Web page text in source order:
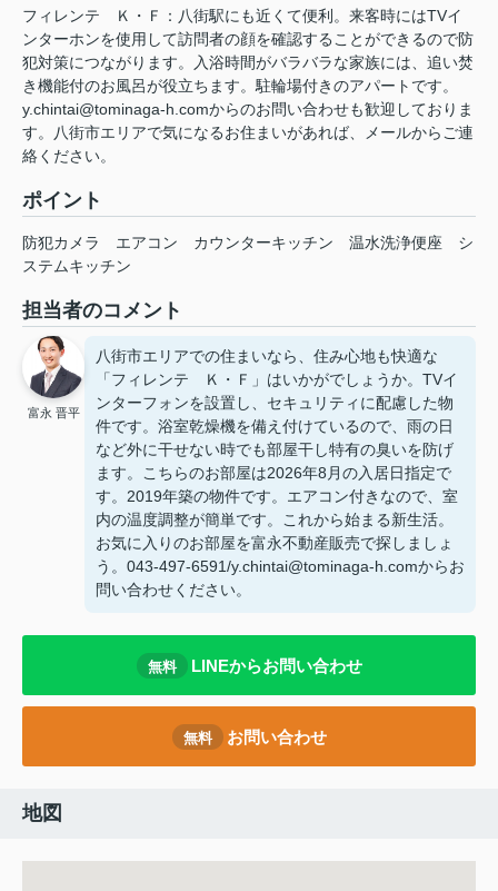
フィレンテ Ｋ・Ｆ：八街駅にも近くて便利。来客時にはTVイ
ンターホンを使用して訪問者の顔を確認することができるので防
犯対策につながります。入浴時間がバラバラな家族には、追い焚
き機能付のお風呂が役立ちます。駐輪場付きのアパートです。
y.chintai@tominaga-h.comからのお問い合わせも歓迎しておりま
す。八街市エリアで気になるお住まいがあれば、メールからご連
絡ください。
ポイント
防犯カメラ エアコン カウンターキッチン 温水洗浄便座
シ
ステムキッチン
担当者のコメント
富永 晋平
八街市エリアでの住まいなら、住み心地も快適な
「フィレンテ Ｋ・Ｆ」はいかがでしょうか。TVイ
ンターフォンを設置し、セキュリティに配慮した物
件です。浴室乾燥機を備え付けているので、雨の日
など外に干せない時でも部屋干し特有の臭いを防げ
ます。こちらのお部屋は2026年8月の入居日指定で
す。2019年築の物件です。エアコン付きなので、室
内の温度調整が簡単です。これから始まる新生活。
お気に入りのお部屋を富永不動産販売で探しましょ
う。043-497-6591/y.chintai@tominaga-h.comからお
問い合わせください。
無料 LINEからお問い合わせ
無料 お問い合わせ
地図